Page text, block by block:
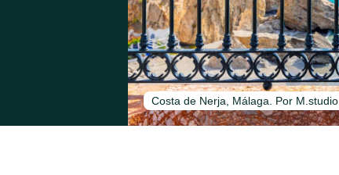
Costa de Nerja, Málaga. Por M.studio